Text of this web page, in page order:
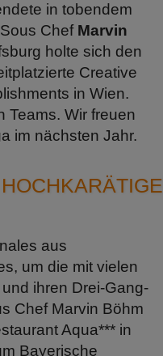
in tobendem
Chef Marvin
holte sich den
Creative
in Wien.
Teams. Wir freuen
im nächsten Jahr.
aus
um die mit vielen
ihren Drei-Gang-
Chef Marvin Böhm
Aqua*** in
Bayerische